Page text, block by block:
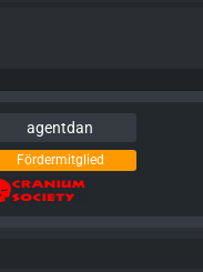
agentdan
Fördermitglied